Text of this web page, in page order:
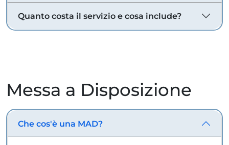
Quanto costa il servizio e cosa include?
Messa a Disposizione
Che cos'è una MAD?